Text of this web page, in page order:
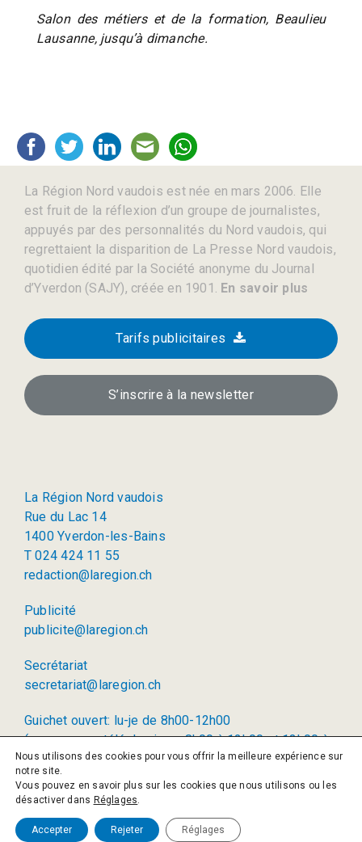
Salon des métiers et de la formation, Beaulieu
Lausanne, jusqu’à dimanche.
La Région Nord vaudois est née en mars 2006. Elle
est fruit de la réflexion d’un groupe de journalistes,
appuyés par des personnalités du Nord vaudois, qui
regrettaient la disparition de La Presse Nord vaudois,
quotidien édité par la Société anonyme du Journal
d’Yverdon (SAJY), créée en 1901. En savoir plus
Tarifs publicitaires
S’inscrire à la newsletter
La Région Nord vaudois
Rue du Lac 14
1400 Yverdon-les-Bains
T 024 424 11 55
redaction@laregion.ch
Publicité
publicite@laregion.ch
Secrétariat
secretariat@laregion.ch
Guichet ouvert: lu-je de 8h00-12h00
(permanence téléphonique: 8h00 à 12h00 et 13h00 à
17h00)
© 2026 La Région SA
Nous utilisons des cookies pour vous offrir la meilleure expérience sur
notre site.
Vous pouvez en savoir plus sur les cookies que nous utilisons ou les
désactiver dans Réglages.
Accepter Rejeter Réglages